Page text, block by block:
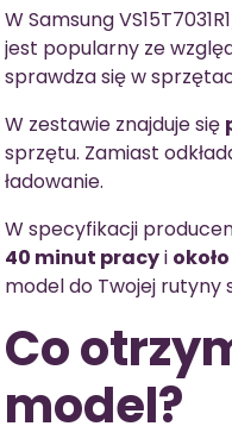
W Samsung
jest popularny ze
sprawdza się w
W zestawie znajduje się
sprzętu. Zamiast
ładowanie.
W specyfikacji
40 minut pracyi
model do Twojej rutyny
Co
model?